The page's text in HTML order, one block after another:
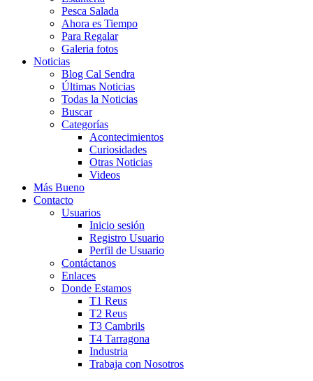
Pesca Salada
Ahora es Tiempo
Para Regalar
Galeria fotos
Noticias
Blog Cal Sendra
Últimas Noticias
Todas la Noticias
Buscar
Categorías
Acontecimientos
Curiosidades
Otras Noticias
Videos
Más Bueno
Contacto
Usuarios
Inicio sesión
Registro Usuario
Perfil de Usuario
Contáctanos
Enlaces
Donde Estamos
T1 Reus
T2 Reus
T3 Cambrils
T4 Tarragona
Industria
Trabaja con Nosotros